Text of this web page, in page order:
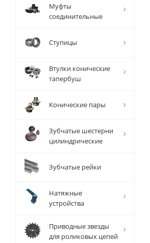
Муфты
соединительные
Ступицы
Втулки конические
тапербуш
Конические пары
Зубчатые шестерни
цилиндрические
Зубчатые рейки
Натяжные
устройства
Приводные звезды
для роликовых цепей